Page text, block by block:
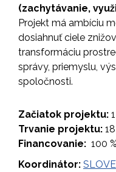
(zachytávanie,
Projekt má ambíciu
dosiahnuť ciele
transformáciu
správy, priemyslu,
spoločnosti.
Začiatok projektu:
Trvanie projektu:
Financovanie: 100
Koordinátor: